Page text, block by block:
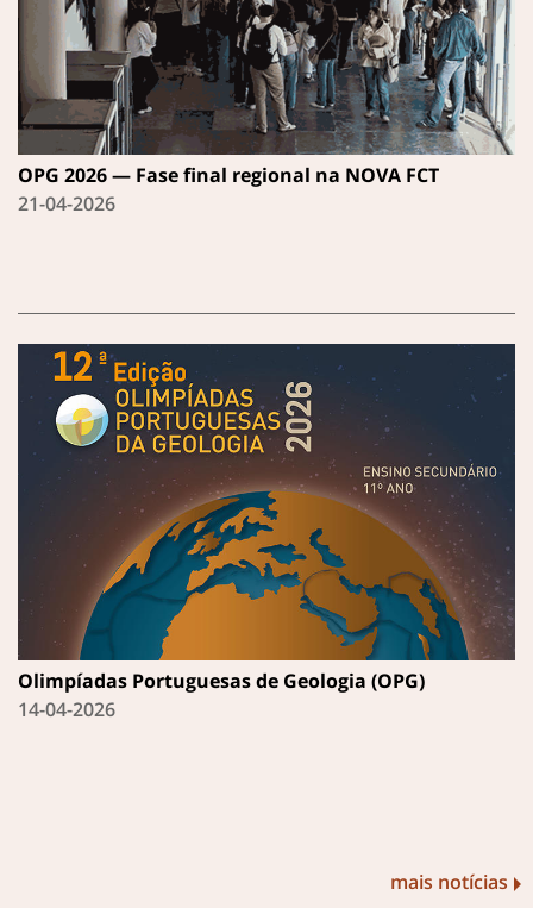
OPG 2026 — Fase final regional na NOVA FCT
21-04-2026
Olimpíadas Portuguesas de Geologia (OPG)
14-04-2026
mais notícias